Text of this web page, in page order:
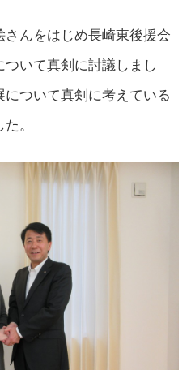
んをはじめ長崎東後援会
いて真剣に討議しまし
ついて真剣に考えている
。